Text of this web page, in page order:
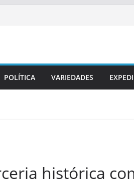
POLÍTICA VARIEDADES
histórica